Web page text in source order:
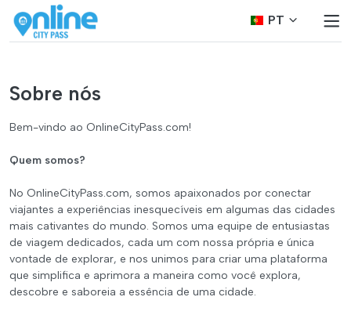
PT
Sobre nós
Bem-vindo ao OnlineCityPass.com!
Quem somos?
No OnlineCityPass.com, somos apaixonados por conectar
viajantes a experiências inesquecíveis em algumas das cidades
mais cativantes do mundo. Somos uma equipe de entusiastas
de viagem dedicados, cada um com nossa própria e única
vontade de explorar, e nos unimos para criar uma plataforma
que simplifica e aprimora a maneira como você explora,
descobre e saboreia a essência de uma cidade.